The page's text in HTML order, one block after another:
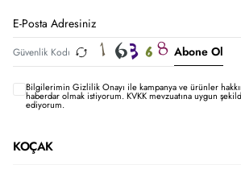
Abone Ol
Bilgilerimin Gizlilik Onayı ile kampanya ve ürünler
haberdar olmak istiyorum.KVKK mevzuatına uygun
ediyorum.
KOÇAK